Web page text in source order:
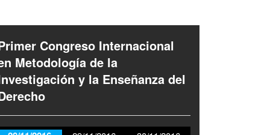
Congreso Internacional
Metodología de la
y la Enseñanza del